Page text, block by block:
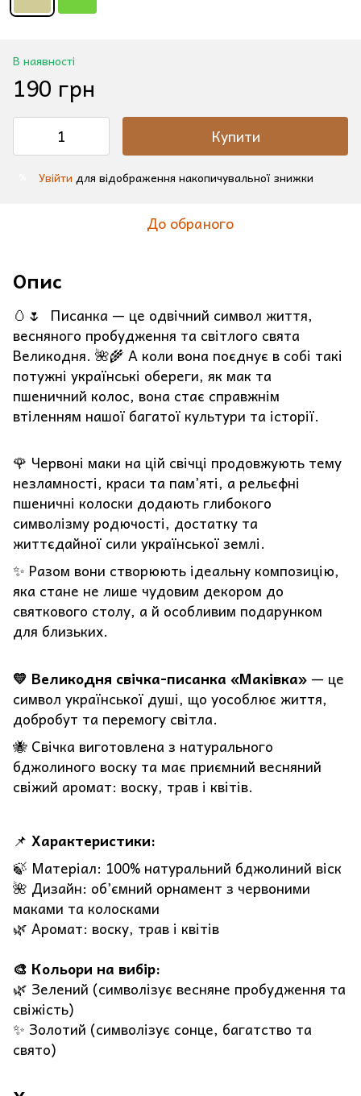
В наявності
190 грн
Купити
Увійти для відображення накопичувальної знижки
До обраного
Опис
🥚🌷 Писанка — це одвічний символ життя,
весняного пробудження та світлого свята
Великодня. 🌺🌾 А коли вона поєднує в собі такі
потужні українські обереги, як мак та
пшеничний колос, вона стає справжнім
втіленням нашої багатої культури та історії.
🌹 Червоні маки на цій свічці продовжують тему
незламності, краси та пам’яті, а рельєфні
пшеничні колоски додають глибокого
символізму родючості, достатку та
життєдайної сили української землі.
✨ Разом вони створюють ідеальну композицію,
яка стане не лише чудовим декором до
святкового столу, а й особливим подарунком
для близьких.
💛 Великодня свічка-писанка «Маківка» — це
символ української душі, що уособлює життя,
добробут та перемогу світла.
🐝 Свічка виготовлена з натурального
бджолиного воску та має приємний весняний
свіжий аромат: воску, трав і квітів.
📌 Характеристики:
🍃 Матеріал: 100% натуральний бджолиний віск
🌺 Дизайн: об’ємний орнамент з червоними
маками та колосками
🌿 Аромат: воску, трав і квітів
🎨 Кольори на вибір:
🌿 Зелений (символізує весняне пробудження та
свіжість)
✨ Золотий (символізує сонце, багатство та
свято)